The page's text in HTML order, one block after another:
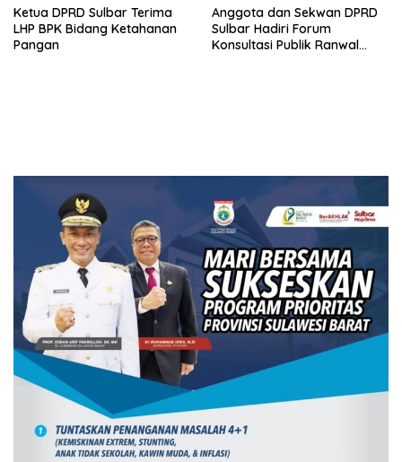
Ketua DPRD Sulbar Terima
LHP BPK Bidang Ketahanan
Pangan
Anggota dan Sekwan DPRD
Sulbar Hadiri Forum
Konsultasi Publik Ranwal